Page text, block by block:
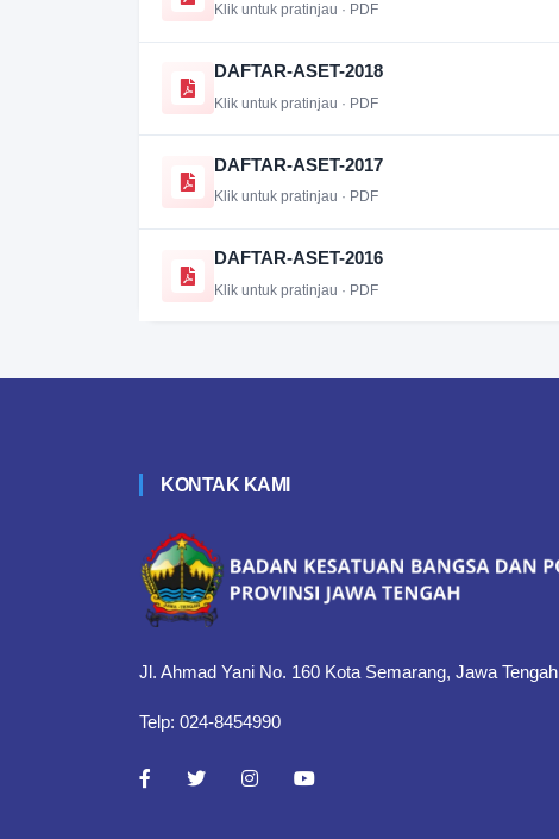
Klik untuk pratinjau · PDF
DAFTAR-ASET-2018
Klik untuk pratinjau · PDF
DAFTAR-ASET-2017
Klik untuk pratinjau · PDF
DAFTAR-ASET-2016
Klik untuk pratinjau · PDF
KONTAK KAMI
Jl. Ahmad Yani No. 160 Kota Semarang, Jawa Tengah
Telp: 024-8454990